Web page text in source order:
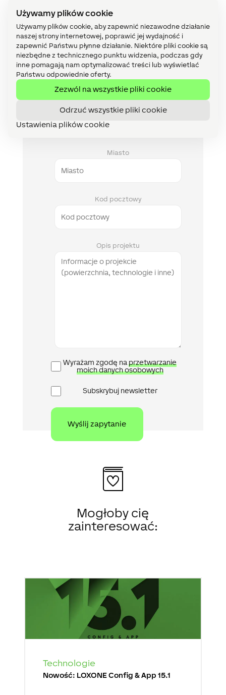
Używamy plików cookie
Używamy plików cookie, aby zapewnić niezawodne działanie
naszej strony internetowej, poprawić jej wydajność i
zapewnić Państwu płynne działanie. Niektóre pliki cookie są
niezbędne z technicznego punktu widzenia, podczas gdy
inne pomagają nam optymalizować treści lub wyświetlać
Państwu odpowiednie oferty.
Zezwól na wszystkie pliki cookie
Odrzuć wszystkie pliki cookie
Ustawienia plików cookie
Nazwisko
E-Mail
Numer telefonu
Miasto
Kod pocztowy
Opis projektu
Polityka
prywatności
Wyrażam zgodę naprzetwarzanie
moich danych osobowych
Newsletter
Subskrybuj newsletter
Mogłoby cię
zainteresować:
Technologie
Nowość: LOXONE Config & App 15.1